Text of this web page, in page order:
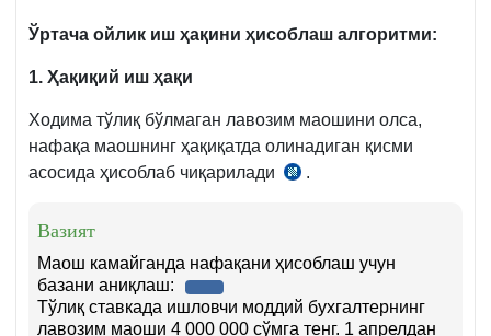
м.
Ўртача ойлик иш ҳақини ҳисоблаш алгоритми:
1. Ҳақиқий иш ҳақи
Ходима тўлиқ бўлмаган лавозим маошини олса,
нафақа маошнинг ҳақиқатда олинадиган қисми
асосида ҳисоблаб чиқарилади
14.05.2002
55-
.
Вазият
Маош камайганда нафақани ҳисоблаш учун
базани аниқлаш:
Тўлиқ ставкада ишловчи моддий бухгалтернинг
лавозим маоши 4 000 000 сўмга тенг. 1 апрелдан